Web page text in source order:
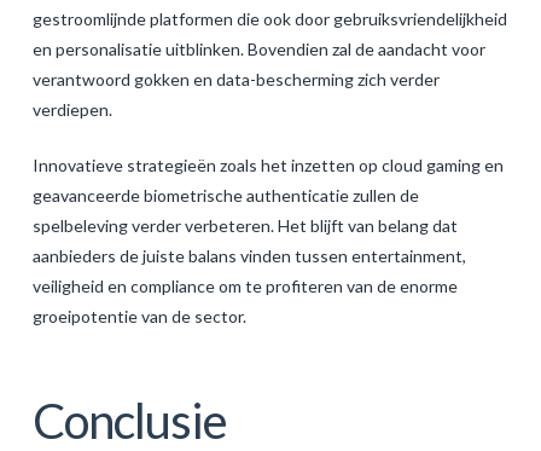
gestroomlijnde platformen die ook door gebruiksvriendelijkheid
en personalisatie uitblinken. Bovendien zal de aandacht voor
verantwoord gokken en data-bescherming zich verder
verdiepen.
Innovatieve strategieën zoals het inzetten op cloud gaming en
geavanceerde biometrische authenticatie zullen de
spelbeleving verder verbeteren. Het blijft van belang dat
aanbieders de juiste balans vinden tussen entertainment,
veiligheid en compliance om te profiteren van de enorme
groeipotentie van de sector.
Conclusie